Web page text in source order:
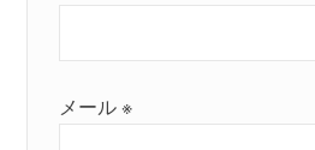
メール※